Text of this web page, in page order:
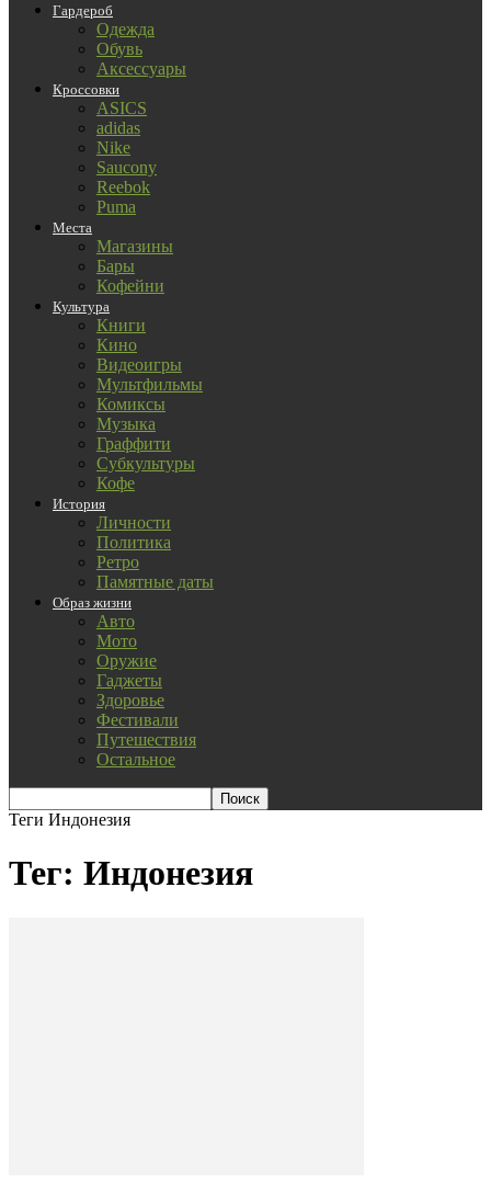
Гардероб
Одежда
Обувь
Аксессуары
Кроссовки
ASICS
adidas
Nike
Saucony
Reebok
Puma
Места
Магазины
Бары
Кофейни
Культура
Книги
Кино
Видеоигры
Мультфильмы
Комиксы
Музыка
Граффити
Субкультуры
Кофе
История
Личности
Политика
Ретро
Памятные даты
Образ жизни
Авто
Мото
Оружие
Гаджеты
Здоровье
Фестивали
Путешествия
Остальное
Теги Индонезия
Тег: Индонезия